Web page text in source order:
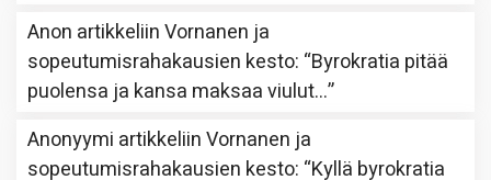
Anon artikkeliinVornanen ja
sopeutumisrahakausien kesto: “Byrokratia pitää
puolensa ja kansa maksaa viulut…”
Anonyymi artikkeliinVornanen ja
sopeutumisrahakausien kesto: “Kyllä byrokratia